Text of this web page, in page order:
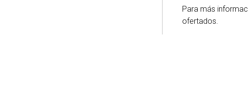
Para más
ofertados.